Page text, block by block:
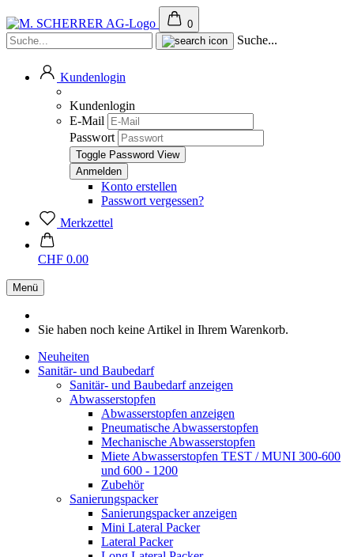
0
Suche...
Kundenlogin
Kundenlogin
E-Mail
Passwort
Toggle Password View
Konto erstellen
Passwort vergessen?
Merkzettel
CHF 0.00
Menü
Sie haben noch keine Artikel in Ihrem Warenkorb.
Neuheiten
Sanitär- und Baubedarf
Sanitär- und Baubedarf anzeigen
Abwasserstopfen
Abwasserstopfen anzeigen
Pneumatische Abwasserstopfen
Mechanische Abwasserstopfen
Miete Abwasserstopfen TEST / MUNI 300-600
und 600 - 1200
Zubehör
Sanierungspacker
Sanierungspacker anzeigen
Mini Lateral Packer
Lateral Packer